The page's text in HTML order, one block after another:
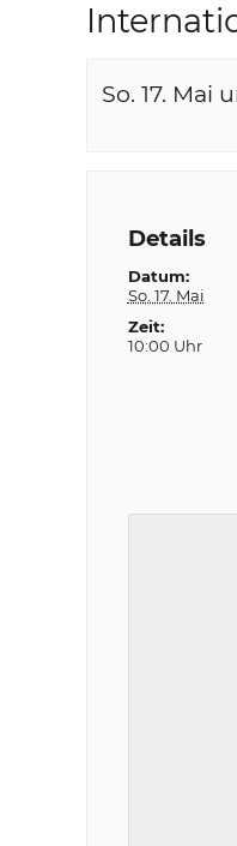
So. 17. Mai
Details
Datum:
So. 17. Mai
Zeit:
10:00 Uhr